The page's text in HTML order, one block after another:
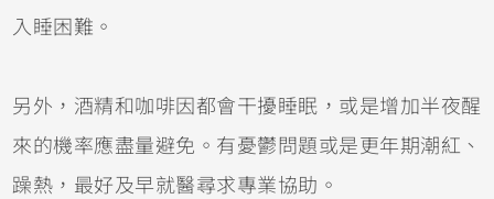
入睡困難。
另外，酒精和咖啡因都會干擾睡眠，或是增加半夜醒
來的機率應盡量避免。有憂鬱問題或是更年期潮紅、
躁熱，最好及早就醫尋求專業協助。